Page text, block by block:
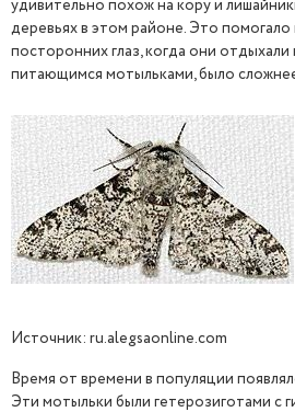
удивительно похож на кору и
деревьях в этом районе. Это
посторонних глаз, когда они
питающимся мотыльками, было
Источник: ru.alegsaonline.com
Время от времени в популяции
Эти мотыльки были гетерозиготами с